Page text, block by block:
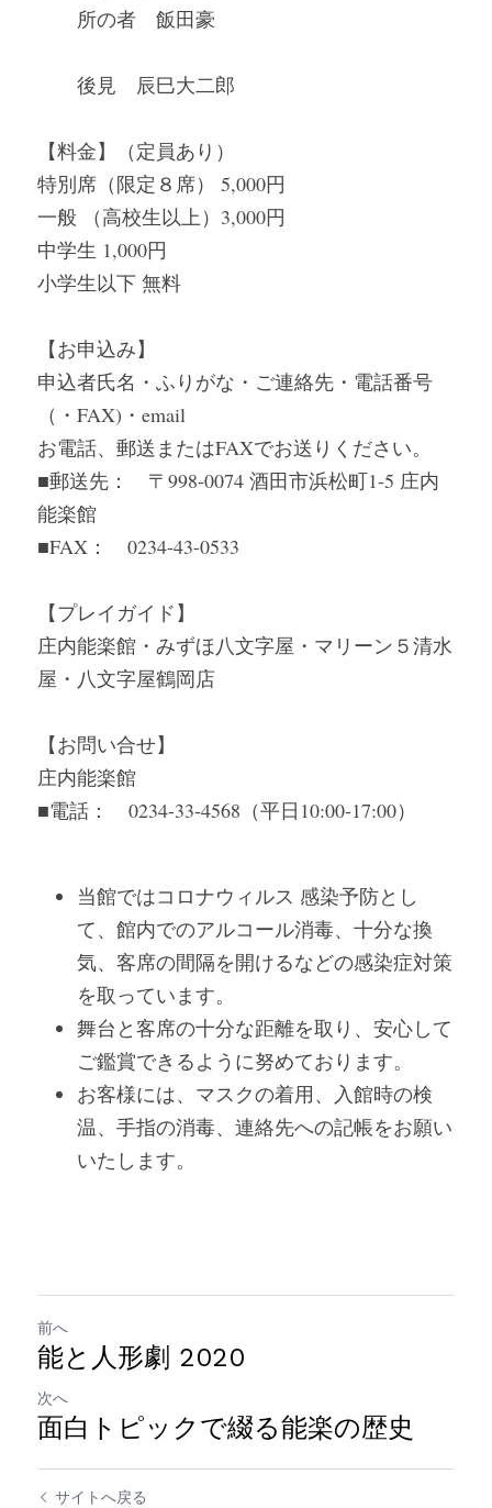
所の者　飯田豪
後見　辰巳大二郎
【料金】（定員あり）
特別席（限定８席） 5,000円
一般 （高校生以上）3,000円
中学生 1,000円
小学生以下 無料
【お申込み】
申込者氏名・ふりがな・ご連絡先・電話番号
（・FAX)・email
お電話、郵送またはFAXでお送りください。
■郵送先：　〒998-0074 酒田市浜松町1-5 庄内
能楽館
■FAX：　0234-43-0533
【プレイガイド】
庄内能楽館・みずほ八文字屋・マリーン５清水
屋・八文字屋鶴岡店
【お問い合せ】
庄内能楽館
■電話：　0234-33-4568（平日10:00-17:00）
当館ではコロナウィルス 感染予防とし
て、館内でのアルコール消毒、十分な換
気、客席の間隔を開けるなどの感染症対策
を取っています。
舞台と客席の十分な距離を取り、安心して
ご鑑賞できるように努めております。
お客様には、マスクの着用、入館時の検
温、手指の消毒、連絡先への記帳をお願い
いたします。
前へ
能と人形劇 2020
次へ
面白トピックで綴る能楽の歴史
サイトへ戻る